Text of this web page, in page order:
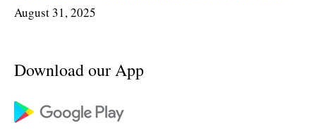
August 31, 2025
Download our App